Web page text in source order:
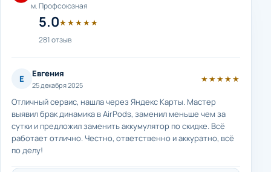
м. Профсоюзная
5.0★★★★★
281 отзыв
Е Евгения
25 декабря 2025
★★★★★
Отличный сервис, нашла через Яндекс Карты. Мастер
выявил брак динамика в AirPods, заменил меньше чем за
сутки и предложил заменить аккумулятор по скидке. Всё
работает отлично. Честно, ответственно и аккуратно, всё
по делу!